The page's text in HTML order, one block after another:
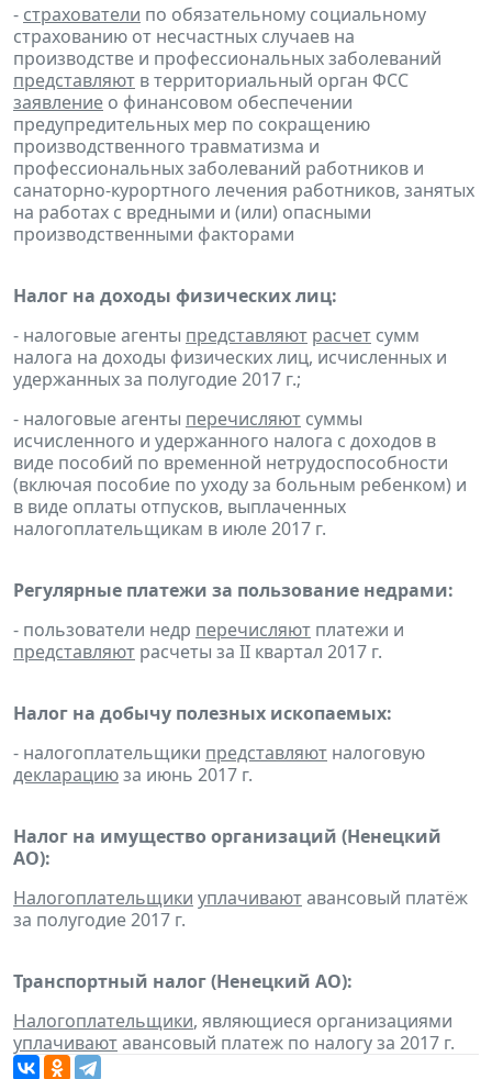
- страхователи по обязательному социальному
страхованию от несчастных случаев на
производстве и профессиональных заболеваний
представляют в территориальный орган ФСС
заявление о финансовом обеспечении
предупредительных мер по сокращению
производственного травматизма и
профессиональных заболеваний работников и
санаторно-курортного лечения работников, занятых
на работах с вредными и (или) опасными
производственными факторами
Налог на доходы физических лиц:
- налоговые агенты представляют расчет сумм
налога на доходы физических лиц, исчисленных и
удержанных за полугодие 2017 г.;
- налоговые агенты перечисляют суммы
исчисленного и удержанного налога с доходов в
виде пособий по временной нетрудоспособности
(включая пособие по уходу за больным ребенком) и
в виде оплаты отпусков, выплаченных
налогоплательщикам в июле 2017 г.
Регулярные платежи за пользование недрами:
- пользователи недр перечисляют платежи и
представляют расчеты за II квартал 2017 г.
Налог на добычу полезных ископаемых:
- налогоплательщики представляют налоговую
декларациюза июнь 2017 г.
Налог на имущество организаций (Ненецкий
АО):
Налогоплательщики уплачиваютавансовый платёж
за полугодие 2017 г.
Транспортный налог (Ненецкий АО):
Налогоплательщики, являющиеся организациями
уплачиваютавансовый платеж по налогу за 2017 г.